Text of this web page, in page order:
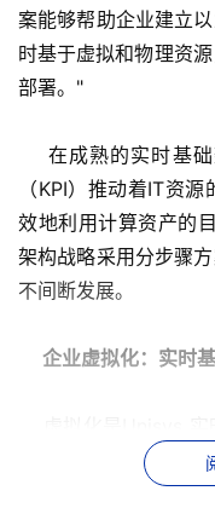
案能够帮助企业建立
时基于虚拟和物理资
部署。"
在成熟的实时基础
（KPI）推动着IT资
效地利用计算资产的
架构战略采用分步骤
不间断发展。
企业虚拟化：实时
推动力。Unisys企业
术，增强符合行业标